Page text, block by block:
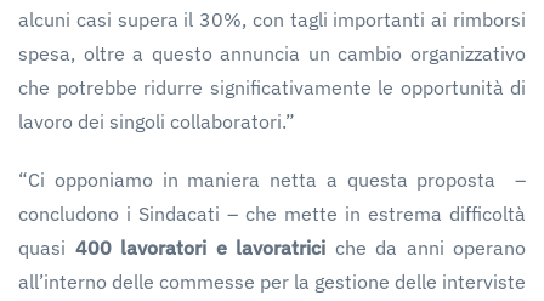
alcuni casi supera il 30%, con tagli importanti ai rimborsi
spesa, oltre a questo annuncia un cambio organizzativo
che potrebbe ridurre significativamente le opportunità di
lavoro dei singoli collaboratori.”
“Ci opponiamo in maniera netta a questa proposta –
concludono i Sindacati – che mette in estrema difficoltà
quasi 400 lavoratori e lavoratrici che da anni operano
all’interno delle commesse per la gestione delle interviste